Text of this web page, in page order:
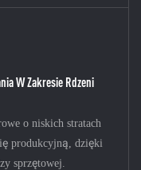
W Zakresie Rdzeni
o niskich stratach
produkcyjną, dzięki
sprzętowej.